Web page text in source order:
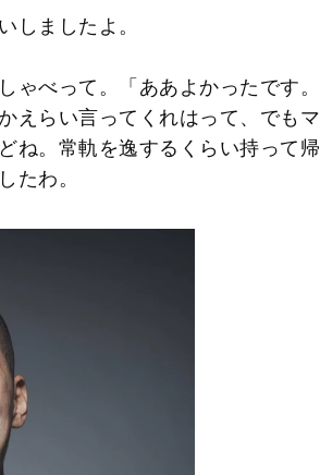
ましたよ。
べって。「ああよかったです。
えらい言ってくれはって、でもマ
ね。常軌を逸するくらい持って帰
たわ。